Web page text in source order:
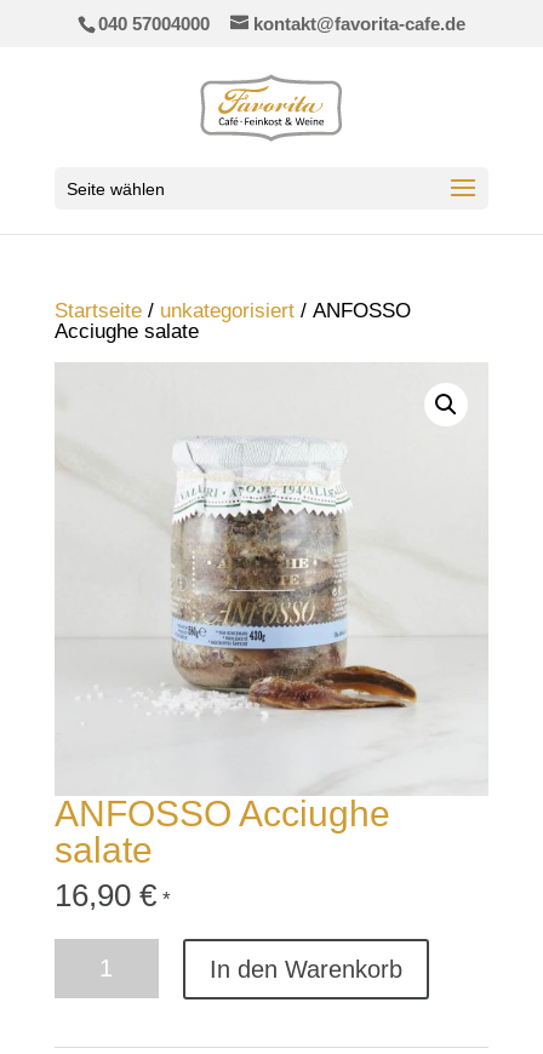
040 57004000 kontakt@favorita-cafe.de
Seite wählen
Startseite/ unkategorisiert/ ANFOSSO
Acciughe salate
ANFOSSO Acciughe
salate
16,90 € *
Acciughe
In den Warenkorb